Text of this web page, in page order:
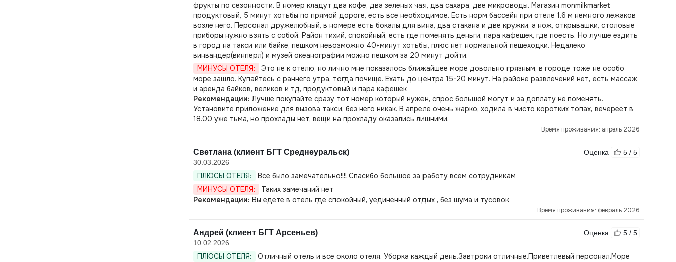
фрукты по сезонности. В номер кладут два кофе, два зеленых чая, два сахара, две микроводы. Магазин monmilkmarket
продуктовый, 5 минут хотьбы по прямой дороге, есть все необходимое. Есть норм бассейн при отеле 1.6 м немного лежаков
возле него. Персонал дружелюбный, в номере есть бокалы для вина, два стакана и две кружки, а нож, открывашки, столовые
приборы нужно взять с собой. Район тихий, спокойный, есть где поменять деньги, пара кафешек, где поесть. Но лучше ездить
в город на такси или байке, пешком невозможно 40+минут хотьбы, плюс нет нормальной пешеходки. Недалеко
винвандер(винперл) и музей океанографии можно пешком за 20 минут дойти.
МИНУСЫ ОТЕЛЯ:
Это не к отелю, но лично мне показалось ближайшее море довольно грязным, в городе тоже не особо
море зашло. Купайтесь с раннего утра, тогда почище. Ехать до центра 15-20 минут. На районе развлечений нет, есть массаж
и аренда байков, великов и тд, продуктовый и пара кафешек
Рекомендации: Лучше покупайте сразу тот номер который нужен, спрос большой могут и за доплату не поменять.
Установите приложение для вызова такси, без него никак. В апреле очень жарко, ходила в чисто коротких топах, вечереет в
18.00 уже тьма, но прохлады нет, вещи на прохладу оказались лишними.
Время проживания: апрель 2026
Светлана (клиент БГТ Среднеуральск)
30.03.2026
Оценка 5 / 5
ПЛЮСЫ ОТЕЛЯ:
Все было замечательно!!!! Спасибо большое за работу всем сотрудникам
МИНУСЫ ОТЕЛЯ:
Таких замечаний нет
Рекомендации: Вы едете в отель где спокойный, уединенный отдых , без шума и тусовок
Время проживания: февраль 2026
Андрей (клиент БГТ Арсеньев)
10.02.2026
Оценка 5 / 5
ПЛЮСЫ ОТЕЛЯ:
Отличный отель и все около отеля. Уборка каждый день.Завтроки отличные.Приветлевый персонал.Море